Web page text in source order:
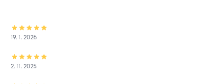
19. 1. 2026
2. 11. 2025